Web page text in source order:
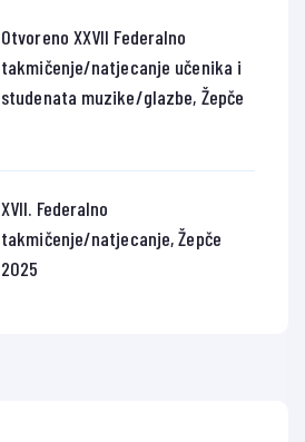
Otvoreno XXVII Federalno
takmičenje/natjecanje učenika i
studenata muzike/glazbe, Žepče
XVII. Federalno
takmičenje/natjecanje, Žepče
2025